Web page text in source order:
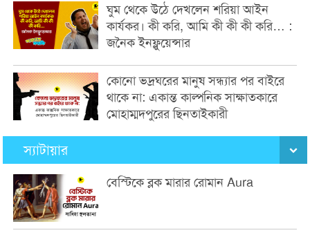
ঘুম থেকে উঠে দেখলেন শরিয়া আইন
কার্যকর। কী করি, আমি কী কী কী করি… :
জনৈক ইনফ্লুয়েন্সার
কোনো ভদ্রঘরের মানুষ সন্ধ্যার পর বাইরে
থাকে না: একান্ত কাল্পনিক সাক্ষাতকারে
মোহাম্মদপুরের ছিনতাইকারী
স্যাটায়ার
বেস্টিকে ব্লক মারার রোমান Aura